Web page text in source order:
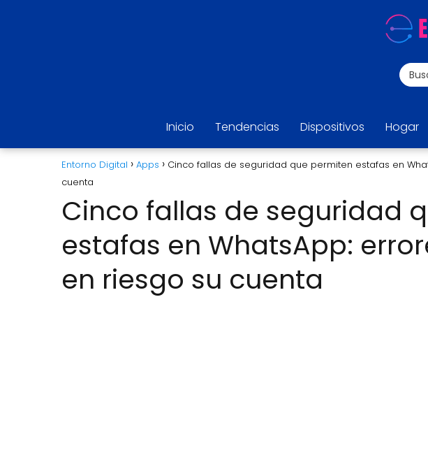
Inicio Tendencias Dispositivos Hogar
Entorno Digital Apps
Cinco fallas de seguridad que permiten estafas en
cuenta
Cinco fallas de seguridad
estafas en WhatsApp:
en riesgo su cuenta